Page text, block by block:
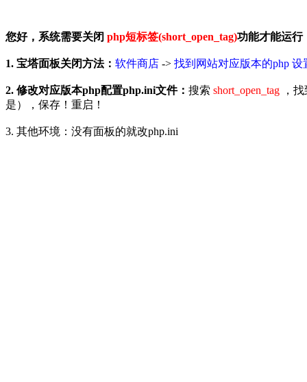
您好，系统需要关闭 php短标签(short_open_tag)功能才能运行
1. 宝塔面板关闭方法： 软件商店 -> 找到网站对应版本的php 设
2. 修改对应版本php配置php.ini文件： 搜索 short_open_tag ，
是），保存！重启！
3. 其他环境：没有面板的就改php.ini